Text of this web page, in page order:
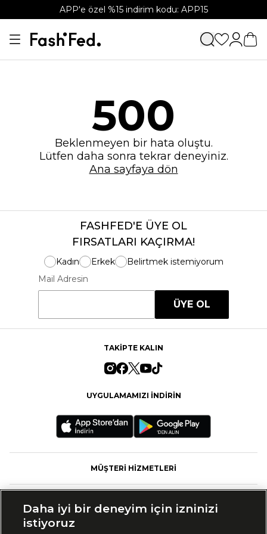
APP'e özel %15 indirim kodu: APP15
500
Beklenmeyen bir hata oluştu.
Lütfen daha sonra tekrar deneyiniz.
Ana sayfaya dön
FASHFED'E ÜYE OL
FIRSATLARI KAÇIRMA!
Kadın Erkek
Belirtmek istemiyorum
Mail Adresin
ÜYE OL
TAKİPTE KALIN
UYGULAMAMIZI İNDİRİN
MÜŞTERİ HİZMETLERİ
Daha iyi bir deneyim için izninizi
istiyoruz